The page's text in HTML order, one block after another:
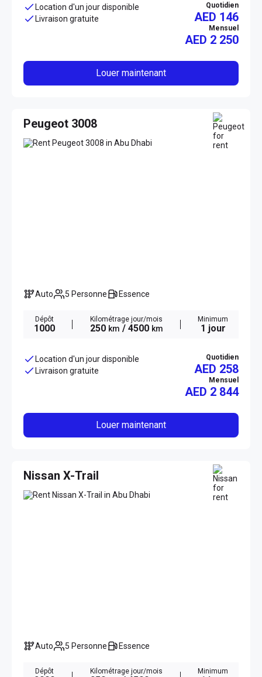
Location d'un jour disponible
Livraison gratuite
Quotidien
AED 146
Mensuel
AED 2 250
Louer maintenant
Peugeot 3008
Auto 5 Personne Essence
Dépôt
1000
Kilométrage jour/mois
250 km / 4500 km
Minimum
1 jour
Location d'un jour disponible
Livraison gratuite
Quotidien
AED 258
Mensuel
AED 2 844
Louer maintenant
Nissan X-Trail
Auto 5 Personne Essence
Dépôt Kilométrage jour/mois Minimum